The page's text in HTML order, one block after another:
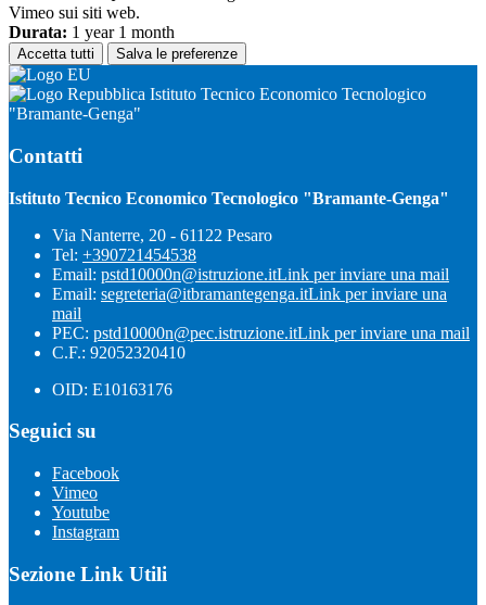
Vimeo sui siti web.
Durata: 1 year 1 month
Accetta tutti Salva le preferenze
Istituto Tecnico Economico Tecnologico
"Bramante-Genga"
Contatti
Istituto Tecnico Economico Tecnologico "Bramante-Genga"
Via Nanterre, 20 - 61122 Pesaro
Tel: +390721454538
Email: pstd10000n@istruzione.itLink per inviare una mail
Email: segreteria@itbramantegenga.itLink per inviare una
mail
PEC: pstd10000n@pec.istruzione.itLink per inviare una mail
C.F.: 92052320410
OID: E10163176
Seguici su
Facebook
Vimeo
Youtube
Instagram
Sezione Link Utili